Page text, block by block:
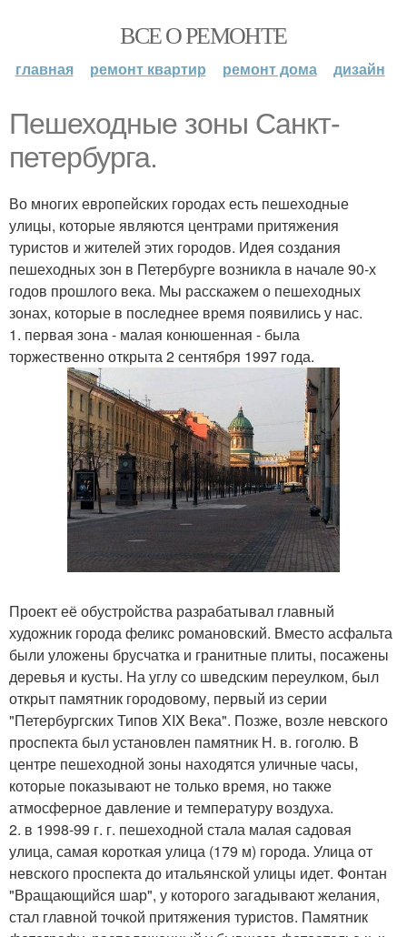
ВСЕ О РЕМОНТЕ
главная ремонт квартир ремонт дома дизайн
Пешеходные зоны Санкт-
петербурга.
Во многих европейских городах есть пешеходные
улицы, которые являются центрами притяжения
туристов и жителей этих городов. Идея создания
пешеходных зон в Петербурге возникла в начале 90-х
годов прошлого века. Мы расскажем о пешеходных
зонах, которые в последнее время появились у нас.
1. первая зона - малая конюшенная - была
торжественно открыта 2 сентября 1997 года.
Проект её обустройства разрабатывал главный
художник города феликс романовский. Вместо асфальта
были уложены брусчатка и гранитные плиты, посажены
деревья и кусты. На углу со шведским переулком, был
открыт памятник городовому, первый из серии
"Петербургских Типов XIX Века". Позже, возле невского
проспекта был установлен памятник Н. в. гоголю. В
центре пешеходной зоны находятся уличные часы,
которые показывают не только время, но также
атмосферное давление и температуру воздуха.
2. в 1998-99 г. г. пешеходной стала малая садовая
улица, самая короткая улица (179 м) города. Улица от
невского проспекта до итальянской улицы идет. Фонтан
"Вращающийся шар", у которого загадывают желания,
стал главной точкой притяжения туристов. Памятник